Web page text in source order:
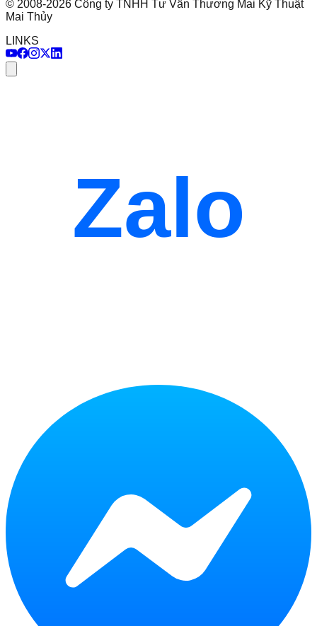
© 2008-2026 Công ty TNHH Tư Vấn Thương Mai Kỹ Thuật
Mai Thủy
LINKS
Zalo